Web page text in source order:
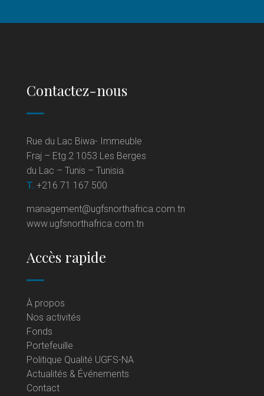
Contactez-nous
Rue du Lac Biwa- Immeuble
Fraj – Etg.2 1053 Les Berges
du Lac – Tunis – Tunisia.
T. +216 71 167 500
management@ugfsnorthafrica.com.tn
www.ugfsnorthafrica.com.tn
Accès rapide
À propos
Nos activités
Fonds
Portefeuille
Politique Qualité UGFS-NA
Actualités & Événements
Contact